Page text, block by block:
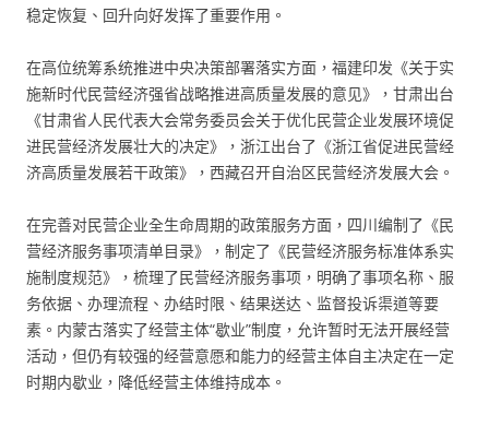
稳定恢复、回升向好发挥了重要作用。
在高位统筹系统推进中央决策部署落实方面，福建印发《关于实
施新时代民营经济强省战略推进高质量发展的意见》，甘肃出台
《甘肃省人民代表大会常务委员会关于优化民营企业发展环境促
进民营经济发展壮大的决定》，浙江出台了《浙江省促进民营经
济高质量发展若干政策》，西藏召开自治区民营经济发展大会。
在完善对民营企业全生命周期的政策服务方面，四川编制了《民
营经济服务事项清单目录》，制定了《民营经济服务标准体系实
施制度规范》，梳理了民营经济服务事项，明确了事项名称、服
务依据、办理流程、办结时限、结果送达、监督投诉渠道等要
素。内蒙古落实了经营主体“歇业”制度，允许暂时无法开展经营
活动，但仍有较强的经营意愿和能力的经营主体自主决定在一定
时期内歇业，降低经营主体维持成本。